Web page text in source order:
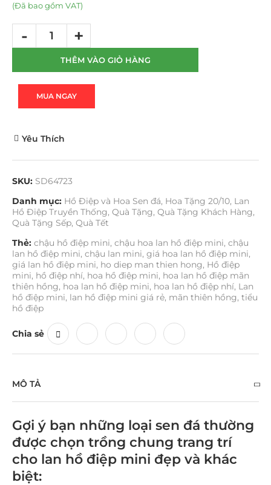
(Đã bao gồm VAT)
THÊM VÀO GIỎ HÀNG
MUA NGAY
Yêu Thích
SKU: SD64723
Danh mục: Hồ Điệp và Hoa Sen đá, Hoa Tặng 20/10, Lan
Hồ Điệp Truyền Thống, Quà Tặng, Quà Tặng Khách Hàng,
Quà Tặng Sếp, Quà Tết
Thẻ: chậu hồ điệp mini, chậu hoa lan hồ điệp mini, chậu
lan hồ điệp mini, chậu lan mini, giá hoa lan hồ điệp mini,
giá lan hồ điệp mini, ho diep man thien hong, Hồ điệp
mini, hồ điệp nhí, hoa hồ điệp mini, hoa lan hồ điệp mãn
thiên hồng, hoa lan hồ điệp mini, hoa lan hồ điệp nhí, Lan
hồ điệp mini, lan hồ điệp mini giá rẻ, mãn thiên hồng, tiểu
hồ điệp
Chia sẻ
MÔ TẢ
Gợi ý bạn những loại sen đá thường
được chọn trồng chung trang trí
cho lan hồ điệp mini đẹp và khác
biệt: